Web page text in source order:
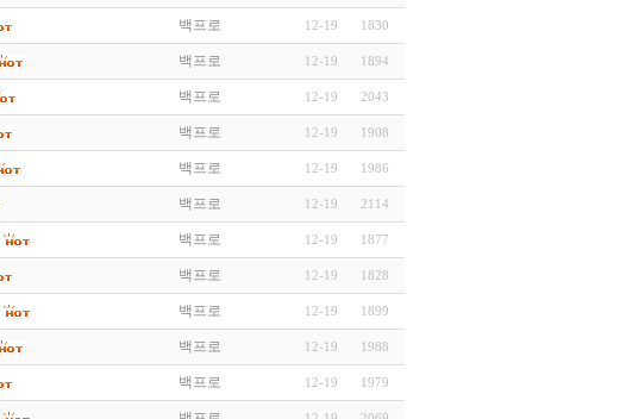
백프로 12-19 1830
백프로 12-19 1894
백프로 12-19 2043
백프로 12-19 1908
백프로 12-19 1986
백프로 12-19 2114
백프로 12-19 1877
백프로 12-19 1828
백프로 12-19 1899
백프로 12-19 1988
백프로 12-19 1979